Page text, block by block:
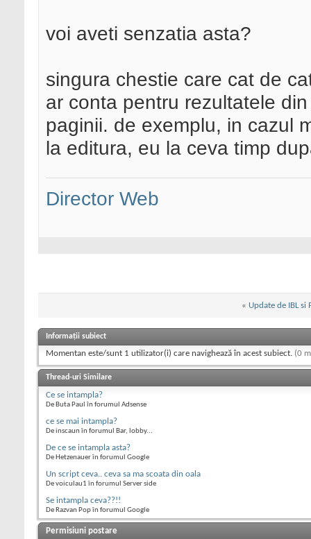
voi aveti senzatia asta?
singura chestie care cat de
ar conta pentru rezultatele
paginii. de exemplu, in cazul
la editura, eu la ceva timp
Director Web
« Update de IBL si
Informații subiect
Momentan este/sunt 1 utilizator(i) care navighează în acest subiect. (0
Thread-uri Similare
Ce se intampla?
De Buta Paul în forumul Adsense
ce se mai intampla?
De inscaun în forumul Bar, lobby...
De ce se intampla asta?
De Hetzenauer în forumul Google
Un script ceva.. ceva sa ma scoata din oala
De voiculau1 în forumul Server side
Se intampla ceva??!!
De Razvan Pop în forumul Google
Permisiuni postare